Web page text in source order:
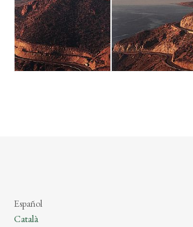
Español
Català